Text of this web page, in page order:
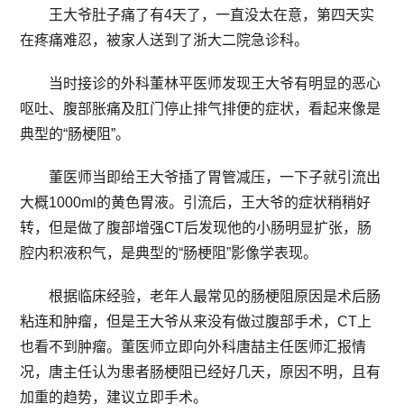
王大爷肚子痛了有4天了，一直没太在意，第四天实
在疼痛难忍，被家人送到了浙大二院急诊科。
当时接诊的外科董林平医师发现王大爷有明显的恶心
呕吐、腹部胀痛及肛门停止排气排便的症状，看起来像是
典型的“肠梗阻”。
董医师当即给王大爷插了胃管减压，一下子就引流出
大概1000ml的黄色胃液。引流后，王大爷的症状稍稍好
转，但是做了腹部增强CT后发现他的小肠明显扩张，肠
腔内积液积气，是典型的“肠梗阻”影像学表现。
根据临床经验，老年人最常见的肠梗阻原因是术后肠
粘连和肿瘤，但是王大爷从来没有做过腹部手术，CT上
也看不到肿瘤。董医师立即向外科唐喆主任医师汇报情
况，唐主任认为患者肠梗阻已经好几天，原因不明，且有
加重的趋势，建议立即手术。